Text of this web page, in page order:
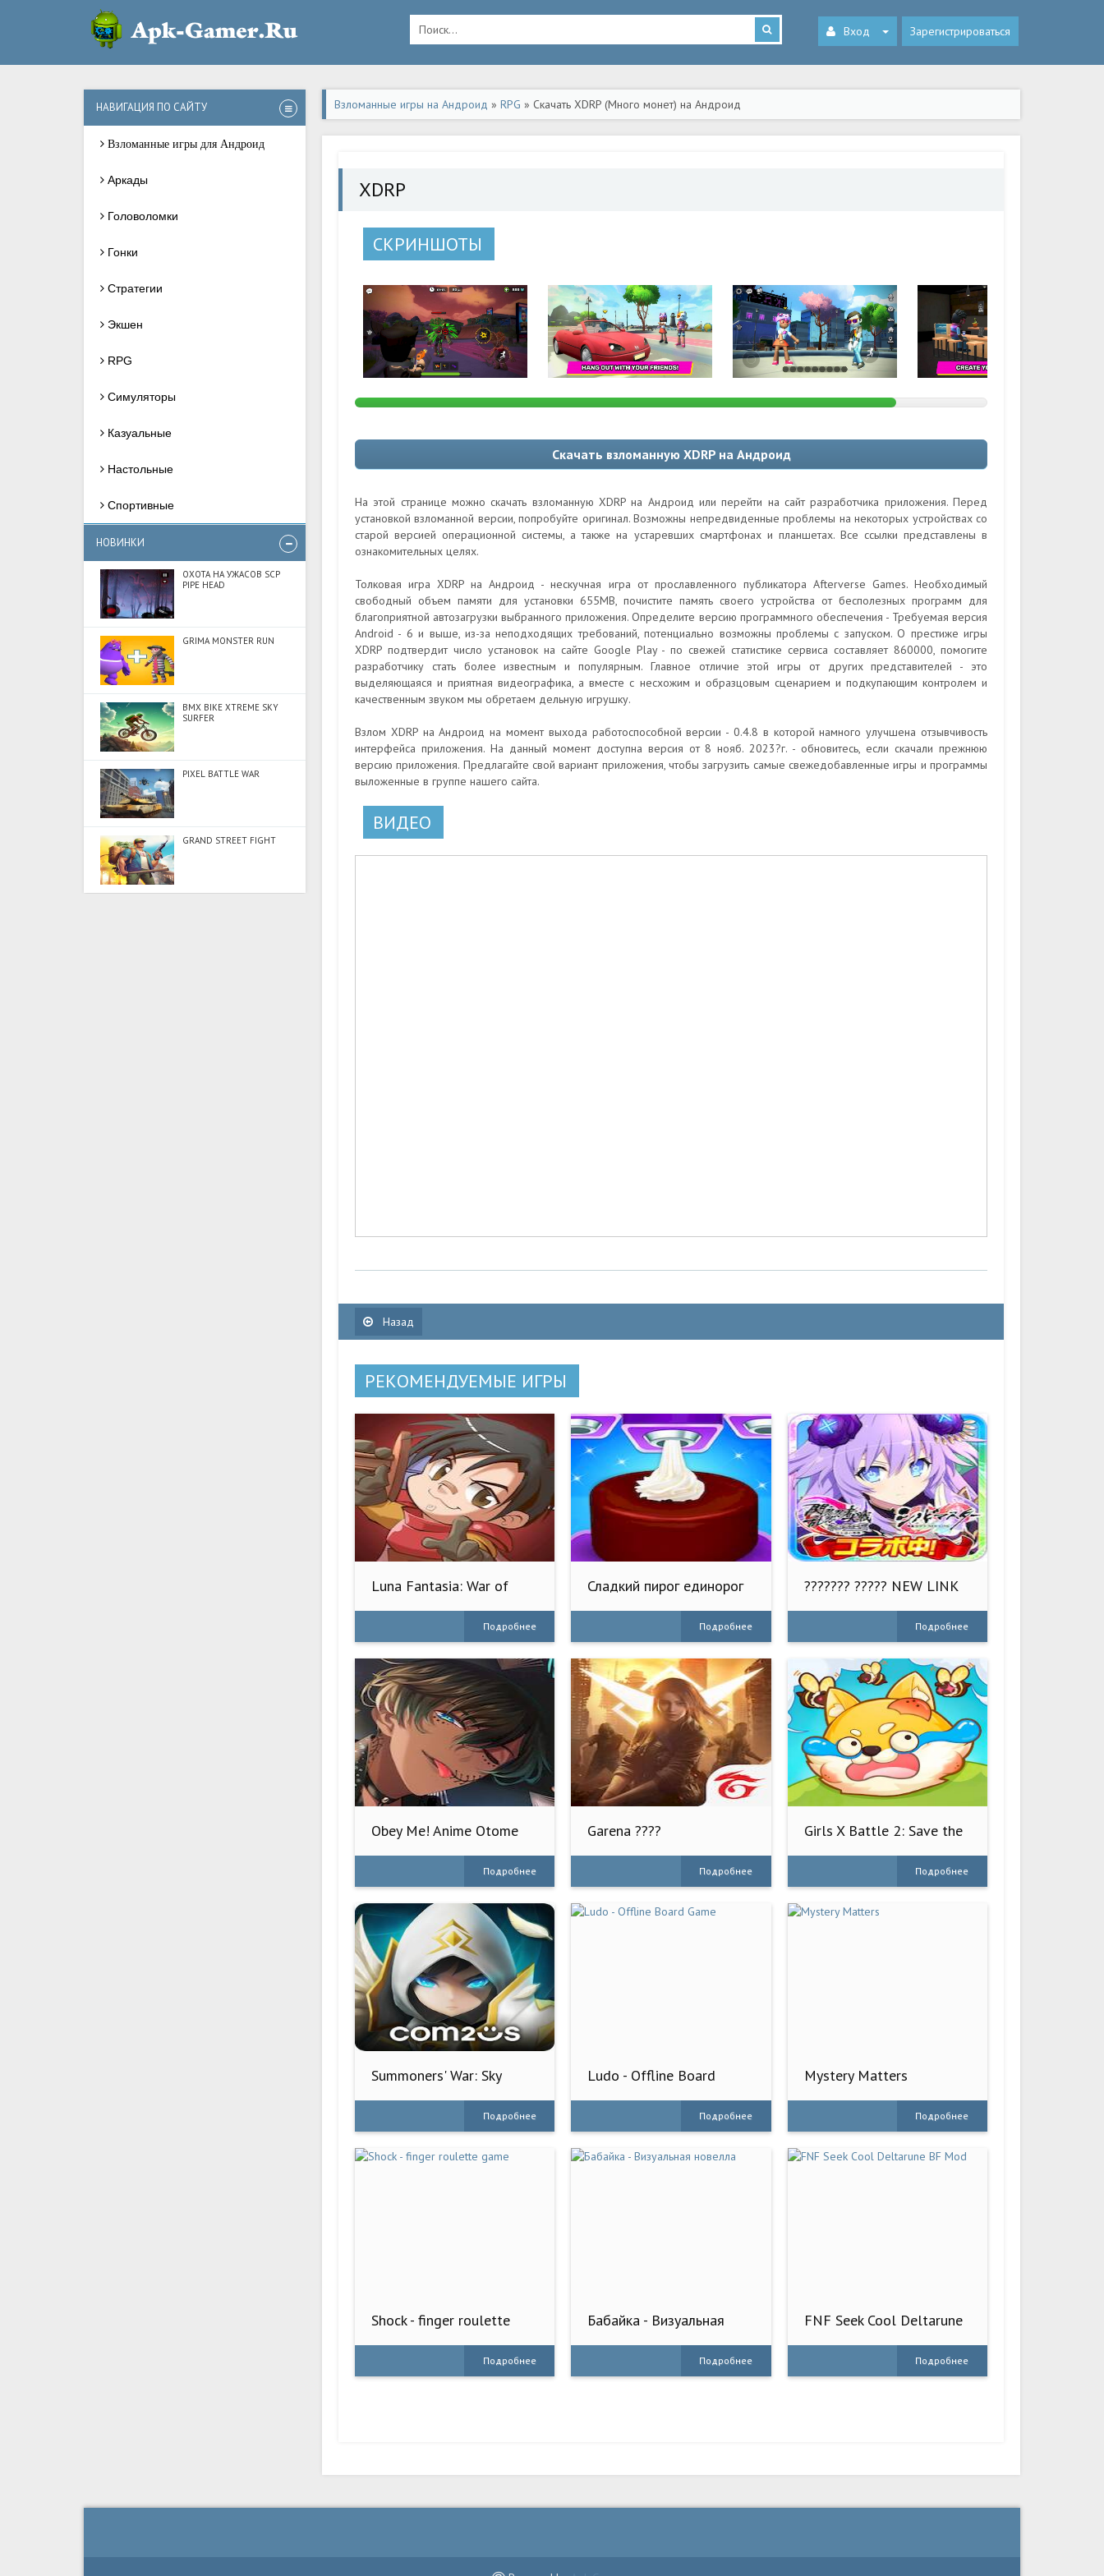
Вход Зарегистрироваться
НАВИГАЦИЯ ПО САЙТУ
Взломанные игры для Андроид
Аркады
Головоломки
Гонки
Стратегии
Экшен
RPG
Симуляторы
Казуальные
Настольные
Спортивные
НОВИНКИ
ОХОТА НА УЖАСОВ SCP
PIPE HEAD
GRIMA MONSTER RUN
BMX BIKE XTREME SKY
SURFER
PIXEL BATTLE WAR
GRAND STREET FIGHT
Взломанные игры на Андроид » RPG » Скачать XDRP (Много монет) на Андроид
XDRP
СКРИНШОТЫ
Скачать взломанную XDRP на Андроид
На этой странице можно скачать взломанную XDRP на Андроид или перейти на сайт разработчика приложения. Перед
установкой взломанной версии, попробуйте оригинал. Возможны непредвиденные проблемы на некоторых устройствах со
старой версией операционной системы, а также на устаревших смартфонах и планшетах. Все ссылки представлены в
ознакомительных целях.
Толковая игра XDRP на Андроид - нескучная игра от прославленного публикатора Afterverse Games. Необходимый
свободный объем памяти для установки 655MB, почистите память своего устройства от бесполезных программ для
благоприятной автозагрузки выбранного приложения. Определите версию программного обеспечения - Требуемая версия
Android - 6 и выше, из-за неподходящих требований, потенциально возможны проблемы с запуском. О престиже игры
XDRP подтвердит число установок на сайте Google Play - по свежей статистике сервиса составляет 860000, помогите
разработчику стать более известным и популярным. Главное отличие этой игры от других представителей - это
выделяющаяся и приятная видеографика, а вместе с несхожим и образцовым сценарием и подкупающим контролем и
качественным звуком мы обретаем дельную игрушку.
Взлом XDRP на Андроид на момент выхода работоспособной версии - 0.4.8 в которой намного улучшена отзывчивость
интерфейса приложения. На данный момент доступна версия от 8 нояб. 2023?г. - обновитесь, если скачали прежнюю
версию приложения. Предлагайте свой вариант приложения, чтобы загрузить самые свежедобавленные игры и программы
выложенные в группе нашего сайта.
ВИДЕО
Назад
РЕКОМЕНДУЕМЫЕ ИГРЫ
Luna Fantasia: War of
Подробнее
Сладкий пирог единорог
Подробнее
??????? ????? NEW LINK
Подробнее
Obey Me! Anime Otome
Подробнее
Garena ????
Подробнее
Girls X Battle 2: Save the
Подробнее
Summoners' War: Sky
Подробнее
Ludo - Offline Board
Подробнее
Mystery Matters
Подробнее
Shock - finger roulette
Подробнее
Бабайка - Визуальная
Подробнее
FNF Seek Cool Deltarune
Подробнее